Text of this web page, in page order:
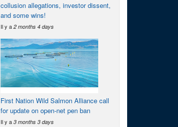
collusion allegations, investor dissent,
and some wins!
Il y a 2 months 4 days
First Nation Wild Salmon Alliance call
for update on open-net pen ban
Il y a 3 months 3 days